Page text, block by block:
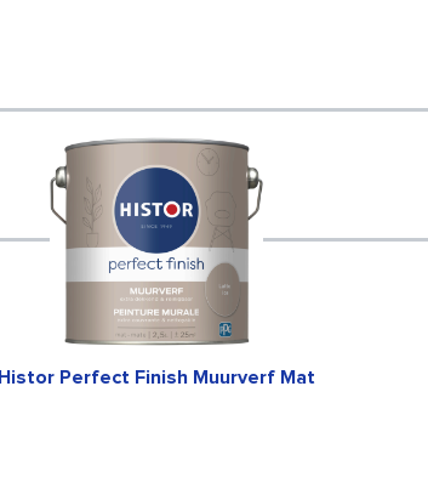
Histor Perfect Finish Muurverf Mat